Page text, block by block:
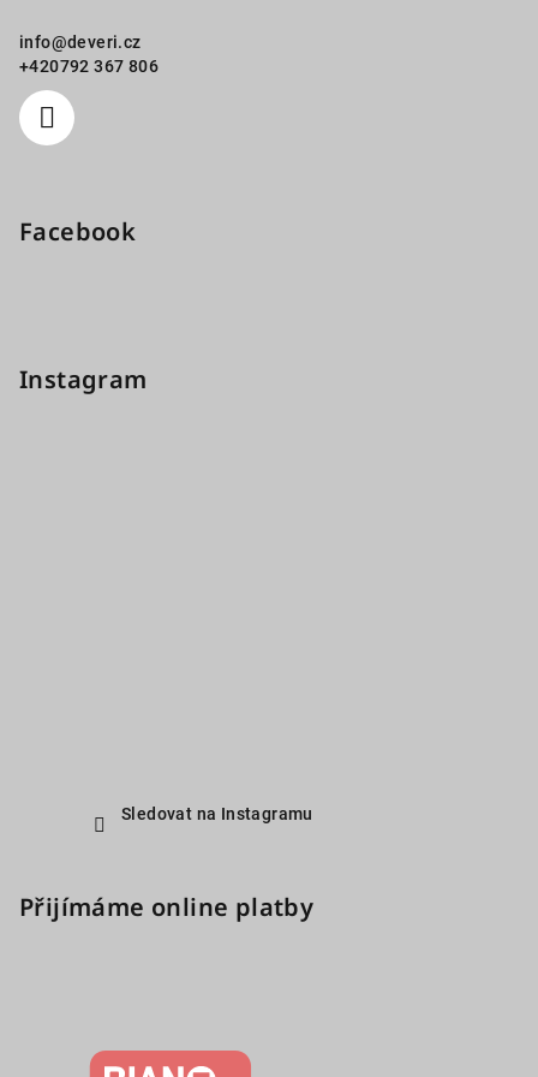
info@deveri.cz
+420792 367 806
Facebook
Instagram
Sledovat na Instagramu
Přijímáme online platby